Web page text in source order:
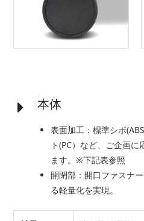
本体
表面加工：標準シボ
ト(PC）など、ご企画
ます。※下記表参照
開閉部：開口ファスナ
る軽量化を実現。